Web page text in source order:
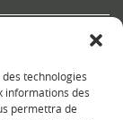
technologies
informations des
permettra de